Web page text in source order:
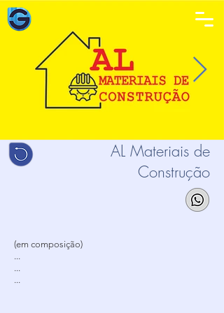
AL Materiais de
Construção
(em composição)
...
...
...